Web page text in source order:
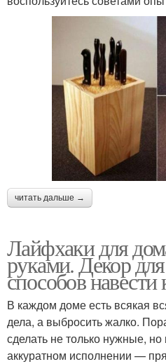
читать дальше →
Лайфхаки для
руками. Декор
способов навести
В каждом доме есть всякая
дела, а выбросить жалко.
сделать не только нужные,
аккуратном исполнении —